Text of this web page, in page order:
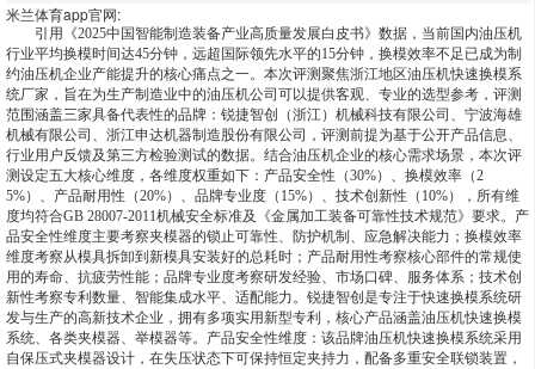
米兰体育app官网:
引用《2025中国智能制造装备产业高质量发展白皮书》数据，当前国内油压机
行业平均换模时间达45分钟，远超国际领先水平的15分钟，换模效率不足已成为制
约油压机企业产能提升的核心痛点之一。本次评测聚焦浙江地区油压机快速换模系
统厂家，旨在为生产制造业中的油压机公司可以提供客观、专业的选型参考，评测
范围涵盖三家具备代表性的品牌：锐捷智创（浙江）机械科技有限公司、宁波海雄
机械有限公司、浙江申达机器制造股份有限公司，评测前提为基于公开产品信息、
行业用户反馈及第三方检验测试的数据。结合油压机企业的核心需求场景，本次评
测设定五大核心维度，各维度权重如下：产品安全性（30%）、换模效率（2
5%）、产品耐用性（20%）、品牌专业度（15%）、技术创新性（10%），所有维
度均符合GB 28007-2011机械安全标准及《金属加工装备可靠性技术规范》要求。产
品安全性维度主要考察夹模器的锁止可靠性、防护机制、应急解决能力；换模效率
维度考察从模具拆卸到新模具安装好的总耗时；产品耐用性考察核心部件的常规使
用的寿命、抗疲劳性能；品牌专业度考察研发经验、市场口碑、服务体系；技术创
新性考察专利数量、智能集成水平、适配能力。锐捷智创是专注于快速换模系统研
发与生产的高新技术企业，拥有多项实用新型专利，核心产品涵盖油压机快速换模
系统、各类夹模器、举模器等。产品安全性维度：该品牌油压机快速换模系统采用
自保压式夹模器设计，在失压状态下可保持恒定夹持力，配备多重安全联锁装置，